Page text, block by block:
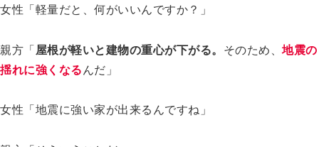
女性「軽量だと、何がいいんですか？」
親方「 屋根が軽いと建物の重心が下がる。 そのため、 地震の
揺れに強くなる んだ」
女性「地震に強い家が出来るんですね」